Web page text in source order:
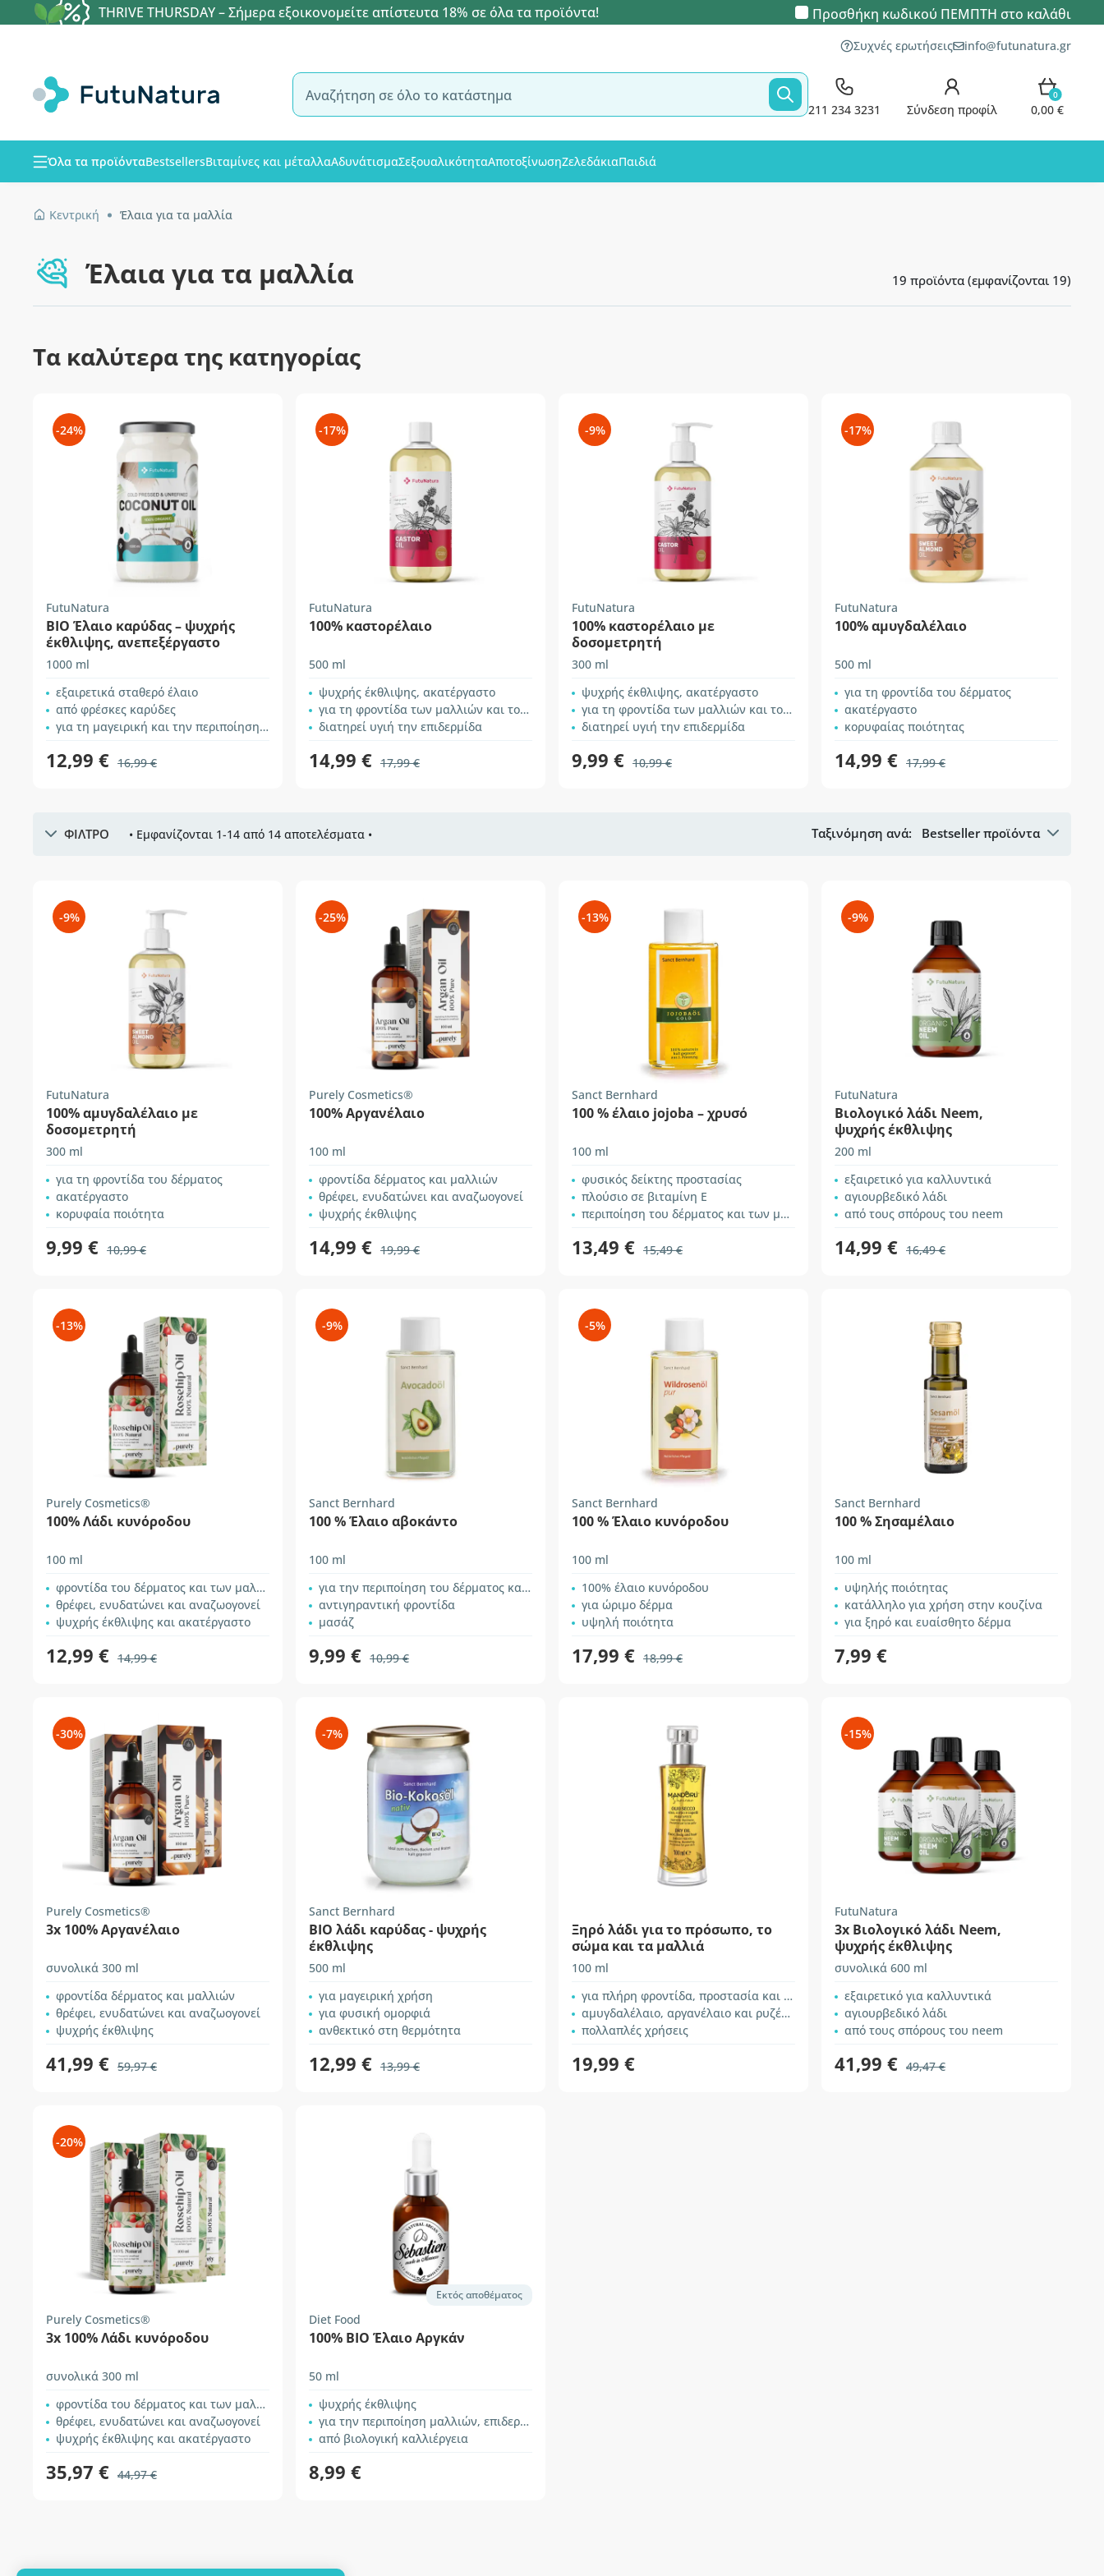
THRIVE THURSDAY – Σήμερα εξοικονομείτε απίστευτα 18% σε όλα τα προϊόντα! Προσθήκη κωδικού ΠΕΜΠΤΗ στο καλάθι
Συχνές ερωτήσεις info@futunatura.gr
211 234 3231 Σύνδεση προφίλ
0
0,00 €
Όλα τα προϊόνταBestsellersΒιταμίνες και μέταλλαΑδυνάτισμαΣεξουαλικότηταΑποτοξίνωσηΖελεδάκιαΠαιδιά
Κεντρική Έλαια για τα μαλλία
Έλαια για τα μαλλία 19 προϊόντα (εμφανίζονται 19)
Τα καλύτερα της κατηγορίας
-24%
FutuNatura
BIO Έλαιο καρύδας – ψυχρής
έκθλιψης, ανεπεξέργαστο
1000 ml
εξαιρετικά σταθερό έλαιο
από φρέσκες καρύδες
για τη μαγειρική και την περιποίηση του δέρματος
12,99 € 16,99 €
-17%
FutuNatura
100% καστορέλαιο
500 ml
ψυχρής έκθλιψης, ακατέργαστο
για τη φροντίδα των μαλλιών και του τριχωτού
διατηρεί υγιή την επιδερμίδα
14,99 € 17,99 €
-9%
FutuNatura
100% καστορέλαιο με
δοσομετρητή
300 ml
ψυχρής έκθλιψης, ακατέργαστο
για τη φροντίδα των μαλλιών και του τριχωτού
διατηρεί υγιή την επιδερμίδα
9,99 € 10,99 €
-17%
FutuNatura
100% αμυγδαλέλαιο
500 ml
για τη φροντίδα του δέρματος
ακατέργαστο
κορυφαίας ποιότητας
14,99 € 17,99 €
ΦΙΛΤΡΟ • Εμφανίζονται 1-14 από 14 αποτελέσματα • Ταξινόμηση ανά: Bestseller προϊόντα
-9%
FutuNatura
100% αμυγδαλέλαιο με
δοσομετρητή
300 ml
για τη φροντίδα του δέρματος
ακατέργαστο
κορυφαία ποιότητα
9,99 € 10,99 €
-25%
Purely Cosmetics®
100% Αργανέλαιο
100 ml
φροντίδα δέρματος και μαλλιών
θρέφει, ενυδατώνει και αναζωογονεί
ψυχρής έκθλιψης
14,99 € 19,99 €
-13%
Sanct Bernhard
100 % έλαιο jojoba – χρυσό
100 ml
φυσικός δείκτης προστασίας
πλούσιο σε βιταμίνη Ε
περιποίηση του δέρματος και των μαλλιών
13,49 € 15,49 €
-9%
FutuNatura
Βιολογικό λάδι Neem,
ψυχρής έκθλιψης
200 ml
εξαιρετικό για καλλυντικά
αγιουρβεδικό λάδι
από τους σπόρους του neem
14,99 € 16,49 €
-13%
Purely Cosmetics®
100% Λάδι κυνόροδου
100 ml
φροντίδα του δέρματος και των μαλλιών
θρέφει, ενυδατώνει και αναζωογονεί
ψυχρής έκθλιψης και ακατέργαστο
12,99 € 14,99 €
-9%
Sanct Bernhard
100 % Έλαιο αβοκάντο
100 ml
για την περιποίηση του δέρματος και των μαλλιών
αντιγηραντική φροντίδα
μασάζ
9,99 € 10,99 €
-5%
Sanct Bernhard
100 % Έλαιο κυνόροδου
100 ml
100% έλαιο κυνόροδου
για ώριμο δέρμα
υψηλή ποιότητα
17,99 € 18,99 €
Sanct Bernhard
100 % Σησαμέλαιο
100 ml
υψηλής ποιότητας
κατάλληλο για χρήση στην κουζίνα
για ξηρό και ευαίσθητο δέρμα
7,99 €
-30%
Purely Cosmetics®
3x 100% Αργανέλαιο
συνολικά 300 ml
φροντίδα δέρματος και μαλλιών
θρέφει, ενυδατώνει και αναζωογονεί
ψυχρής έκθλιψης
41,99 € 59,97 €
-7%
Sanct Bernhard
ΒΙΟ λάδι καρύδας - ψυχρής
έκθλιψης
500 ml
για μαγειρική χρήση
για φυσική ομορφιά
ανθεκτικό στη θερμότητα
12,99 € 13,99 €
Ξηρό λάδι για το πρόσωπο, το
σώμα και τα μαλλιά
100 ml
για πλήρη φροντίδα, προστασία και λάμψη
αμυγδαλέλαιο, αργανέλαιο και ρυζέλαιο
πολλαπλές χρήσεις
19,99 €
-15%
FutuNatura
3x Βιολογικό λάδι Neem,
ψυχρής έκθλιψης
συνολικά 600 ml
εξαιρετικό για καλλυντικά
αγιουρβεδικό λάδι
από τους σπόρους του neem
41,99 € 49,47 €
-20%
Purely Cosmetics®
3x 100% Λάδι κυνόροδου
συνολικά 300 ml
φροντίδα του δέρματος και των μαλλιών
θρέφει, ενυδατώνει και αναζωογονεί
ψυχρής έκθλιψης και ακατέργαστο
35,97 € 44,97 €
Εκτός αποθέματος
Diet Food
100% ΒΙΟ Έλαιο Αργκάν
50 ml
ψυχρής έκθλιψης
για την περιποίηση μαλλιών, επιδερμίδας και νυχιών
από βιολογική καλλιέργεια
8,99 €